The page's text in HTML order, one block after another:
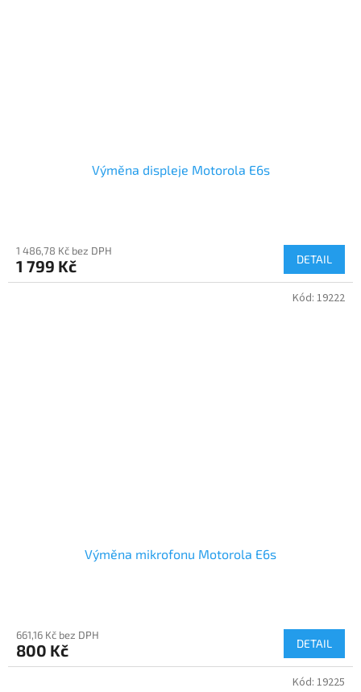
Výměna displeje Motorola E6s
1 486,78 Kč bez DPH
1 799 Kč DETAIL
Výměna mikrofonu Motorola E6s
661,16 Kč bez DPH
800 Kč DETAIL
Kód: 19222
Kód: 19225